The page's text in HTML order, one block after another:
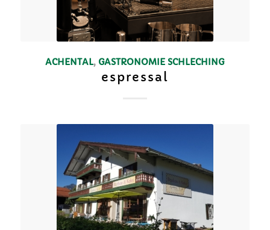
ACHENTAL, GASTRONOMIE SCHLECHING
espressal